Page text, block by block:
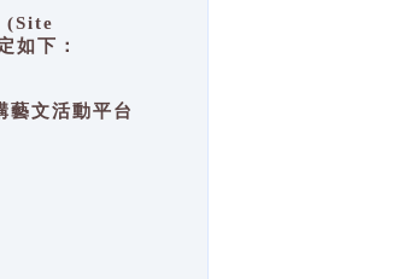
(Site
如下：
文活動平台